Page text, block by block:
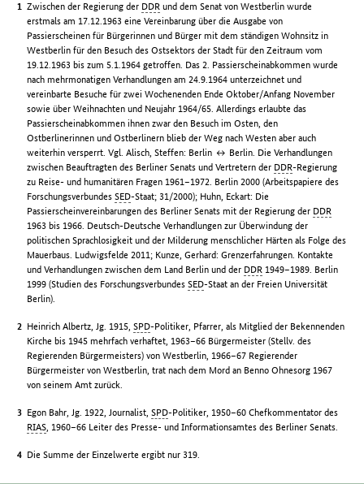
Zwischen der Regierung der DDR und dem Senat von Westberlin wurde
erstmals am 17.12.1963 eine Vereinbarung über die Ausgabe von
Passierscheinen für Bürgerinnen und Bürger mit dem ständigen Wohnsitz in
Westberlin für den Besuch des Ostsektors der Stadt für den Zeitraum vom
19.12.1963 bis zum 5.1.1964 getroffen. Das 2. Passierscheinabkommen wurde
nach mehrmonatigen Verhandlungen am 24.9.1964 unterzeichnet und
vereinbarte Besuche für zwei Wochenenden Ende Oktober/Anfang November
sowie über Weihnachten und Neujahr 1964/65. Allerdings erlaubte das
Passierscheinabkommen ihnen zwar den Besuch im Osten, den
Ostberlinerinnen und Ostberlinern blieb der Weg nach Westen aber auch
weiterhin versperrt. Vgl. Alisch, Steffen: Berlin ↔ Berlin. Die Verhandlungen
zwischen Beauftragten des Berliner Senats und Vertretern der DDR-Regierung
zu Reise- und humanitären Fragen 1961–1972. Berlin 2000 (Arbeitspapiere des
ForschungsverbundesSED-Staat; 31/2000); Huhn, Eckart: Die
Passierscheinvereinbarungen des Berliner Senats mit der Regierung der DDR
1963 bis 1966. Deutsch-Deutsche Verhandlungen zur Überwindung der
politischen Sprachlosigkeit und der Milderung menschlicher Härten als Folge des
Mauerbaus. Ludwigsfelde 2011; Kunze, Gerhard: Grenzerfahrungen. Kontakte
und Verhandlungen zwischen dem Land Berlin und der DDR 1949–1989. Berlin
1999 (Studien des ForschungsverbundesSED-Staat an der Freien Universität
Berlin).
Heinrich Albertz, Jg. 1915,SPD-Politiker, Pfarrer, als Mitglied der Bekennenden
Kirche bis 1945 mehrfach verhaftet, 1963–66 Bürgermeister (Stellv. des
Regierenden Bürgermeisters) von Westberlin, 1966–67 Regierender
Bürgermeister von Westberlin, trat nach dem Mord an Benno Ohnesorg 1967
von seinem Amt zurück.
Egon Bahr, Jg. 1922, Journalist,SPD-Politiker, 1950–60 Chefkommentator des
RIAS , 1960–66 Leiter des Presse- und Informationsamtes des Berliner Senats.
Die Summe der Einzelwerte ergibt nur 319.